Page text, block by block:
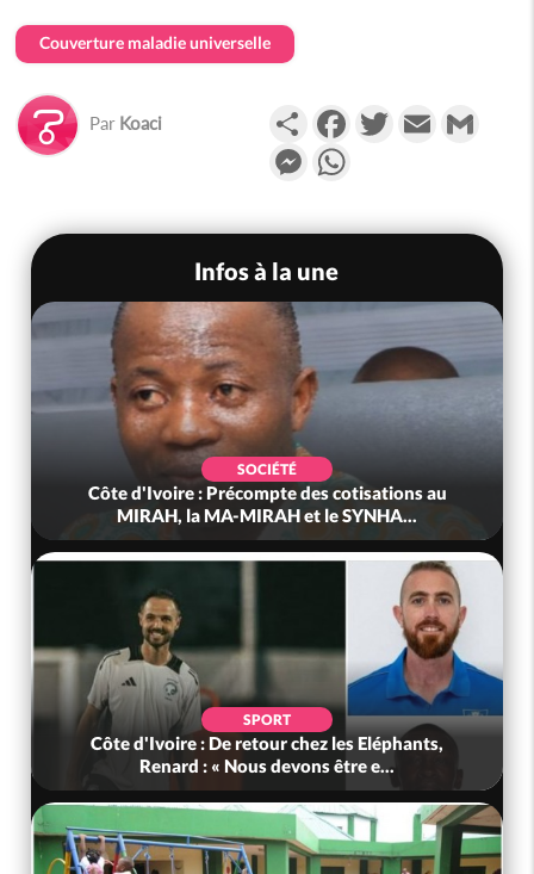
Couverture maladie universelle
Par Koaci PartagerFacebookTwitterEmail
Messenger
Infos à la une
SOCIÉTÉ
Côte d'Ivoire : Précompte des cotisations au
MIRAH, la MA-MIRAH et le SYNHA...
SPORT
Côte d'Ivoire : De retour chez les Eléphants,
Renard : « Nous devons être e...